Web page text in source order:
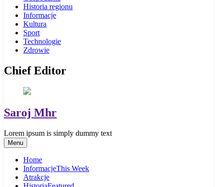
Historia regionu
Informacje
Kultura
Sport
Technologie
Zdrowie
Chief Editor
Saroj Mhr
Lorem ipsum is simply dummy text
Menu
Home
InformacjeThis Week
Atrakcje